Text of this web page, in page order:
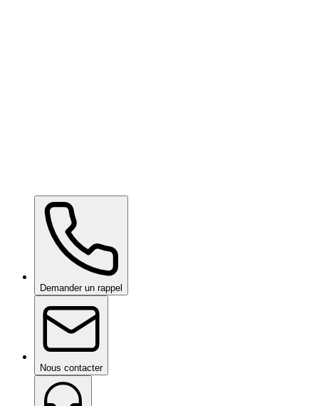
Ceramic Pro Care+sur demande
Demander un rappel
Nous contacter